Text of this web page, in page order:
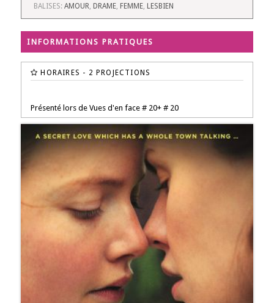
BALISES: AMOUR, DRAME, FEMME, LESBIEN
INFORMATIONS PRATIQUES
HORAIRES - 2 PROJECTIONS
Présenté lors de Vues d'en face # 20+ # 20